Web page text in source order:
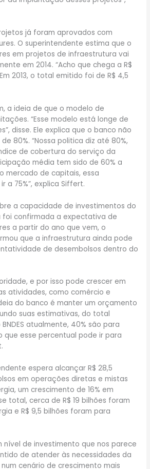
já foram aprovados com
O superintendente estima que o
em projetos de infraestrutura vai
em 2014. “Acho que chega a R$
2013, o total emitido foi de R$ 4,5
a ideia de que o modelo de
“Esse modelo está longe de
disse. Ele explica que o banco não
80%. “Nossa politica diz até 80%,
de cobertura do serviço da
média tem sido de 60% a
mercado de capitais, essa
a 75%”, explica Siffert.
a capacidade de investimentos do
foi confirmada a expectativa de
a partir do ano que vem, o
que a infraestrutura ainda pode
de desembolsos dentro do
e por isso pode crescer em
atividades, como comércio e
do banco é manter um orçamento
suas estimativas, do total
atualmente, 40% são para
que esse percentual pode ir para
espera alcançar R$ 28,5
em operações diretas e mistas
um crescimento de 16% em
total, cerca de R$ 19 bilhões foram
e R$ 9,5 bilhões foram para
nível de investimento que nos parece
de atender às necessidades da
cenário de crescimento mais